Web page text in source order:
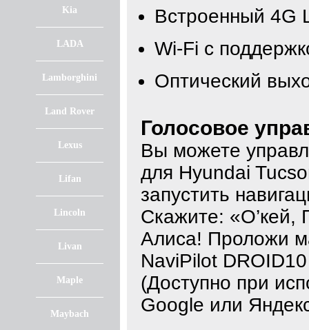
Kia
LADA
Lamborghini
Land Rover
Lexus
Lifan
Lincoln
Livan
Maple
Maybach
Встроенный 4G
Wi-Fi с
Оптический
Голосовое
Вы можете
для Hyundai
запустить
Скажите: «О’кей,
Алиса! Проложи
NaviPilot
(Доступно при
Google или